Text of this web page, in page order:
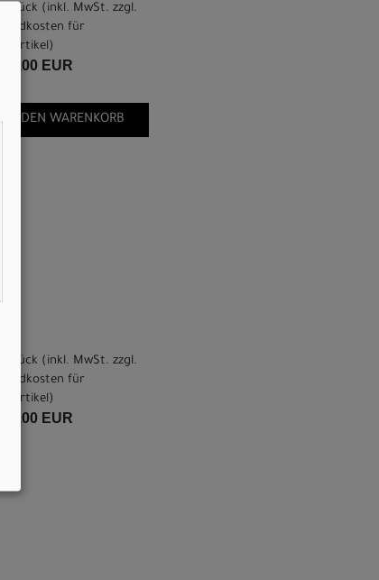
Stück (inkl. MwSt. zzgl.
für
)
EUR
IN DEN WARENKORB
Stück (inkl. MwSt. zzgl.
für
)
EUR